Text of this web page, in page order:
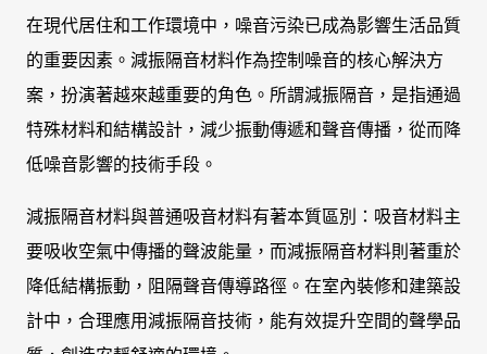
在現代居住和工作環境中，噪音污染已成為影響生活品質
的重要因素。減振隔音材料作為控制噪音的核心解決方
案，扮演著越來越重要的角色。所謂減振隔音，是指通過
特殊材料和結構設計，減少振動傳遞和聲音傳播，從而降
低噪音影響的技術手段。
減振隔音材料與普通吸音材料有著本質區別：吸音材料主
要吸收空氣中傳播的聲波能量，而減振隔音材料則著重於
降低結構振動，阻隔聲音傳導路徑。在室內裝修和建築設
計中，合理應用減振隔音技術，能有效提升空間的聲學品